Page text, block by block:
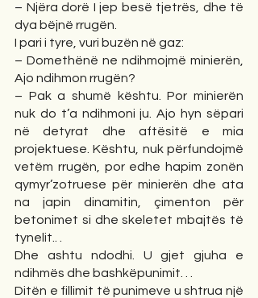
– Njëra dorë I jep besë tjetrës, dhe të
dya bëjnë rrugën.
I pari i tyre, vuri buzën në gaz:
– Domethënë ne ndihmojmë minierën,
Ajo ndihmon rrugën?
– Pak a shumë kështu. Por minierën
nuk do t’a ndihmoni ju. Ajo hyn sëpari
në detyrat dhe aftësitë e mia
projektuese. Kështu, nuk përfundojmë
vetëm rrugën, por edhe hapim zonën
qymyr’zotruese për minierën dhe ata
na japin dinamitin, çimenton për
betonimet si dhe skeletet mbajtës të
tynelit.. .
Dhe ashtu ndodhi. U gjet gjuha e
ndihmës dhe bashkëpunimit. . .
Ditën e fillimit të punimeve u shtrua një